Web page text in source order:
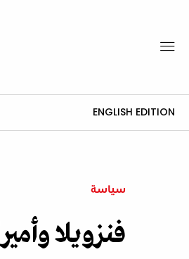
ENGLISH EDITION
سياسة
فنزويلا